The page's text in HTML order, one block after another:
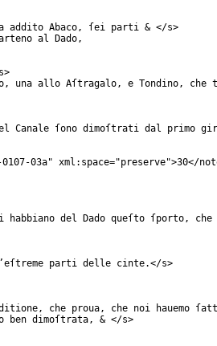
addito Abaco, ſei parti & </s>
al Dado,
s>
una allo Aſtragalo, e Tondino,
Canale ſono dimoſtrati dal primo
03a" xml:space="preserve">30</
habbiano del Dado queſto ſporto,
parti delle cinte.</s>
che proua, che noi hauemo
ben dimoſtrata, & </s>